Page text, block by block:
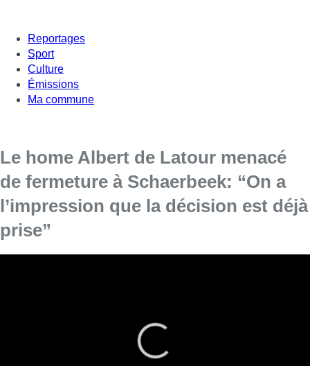
Reportages
Sport
Culture
Émissions
Ma commune
Le home Albert de Latour menacé
de fermeture à Schaerbeek: “On a
l’impression que la décision est déjà
prise”
employés de l’institution. L’une d’elles nous a
contactés anonymement. Elle nous livre son